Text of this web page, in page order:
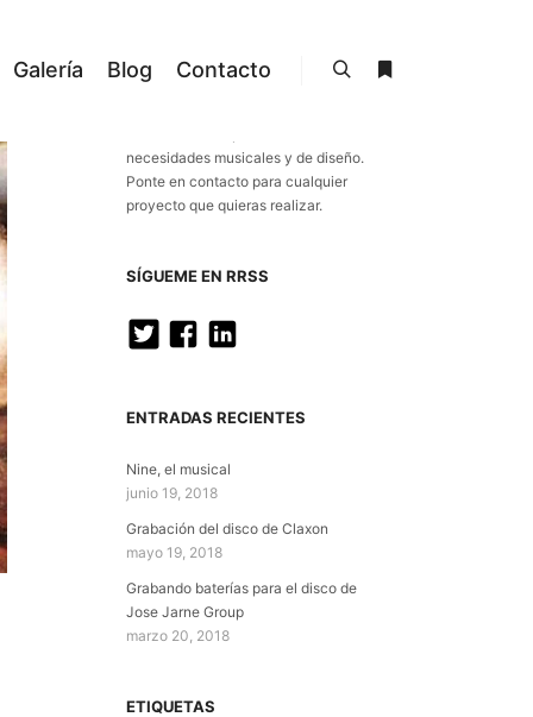
Galería Blog Contacto
ESTUDIO GOYA
necesidades musicales y de diseño.
Ponte en contacto para cualquier
proyecto que quieras realizar.
SÍGUEME EN RRSS
ENTRADAS RECIENTES
Nine, el musical
junio 19, 2018
Grabación del disco de Claxon
mayo 19, 2018
Grabando baterías para el disco de
Jose Jarne Group
marzo 20, 2018
ETIQUETAS